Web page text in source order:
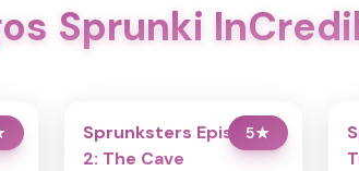
Sprunki
5★
Sprunksters Episode
2: The Cave